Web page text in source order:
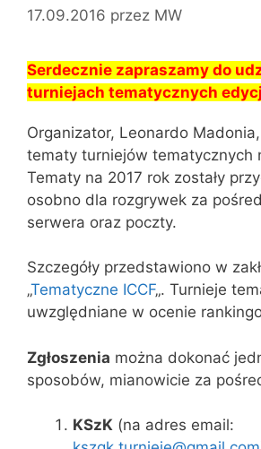
17.09.2016 przez MW
Serdecznie zapraszamy do
turniejach tematycznych
Organizator, Leonardo Madonia,
tematy turniejów tematycznych
Tematy na 2017 rok zostały
osobno dla rozgrywek za
serwera oraz poczty.
Szczegóły przedstawiono w
„Tematyczne ICCF„. Turnieje
uwzględniane w ocenie
Zgłoszenia można dokonać
sposobów, mianowicie za
KSzK (na adres email: